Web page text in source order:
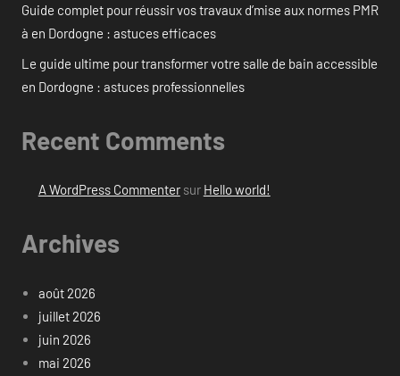
Guide complet pour réussir vos travaux d’mise aux normes PMR
à en Dordogne : astuces efficaces
Le guide ultime pour transformer votre salle de bain accessible
en Dordogne : astuces professionnelles
Recent Comments
A WordPress Commentersur Hello world!
Archives
août 2026
juillet 2026
juin 2026
mai 2026